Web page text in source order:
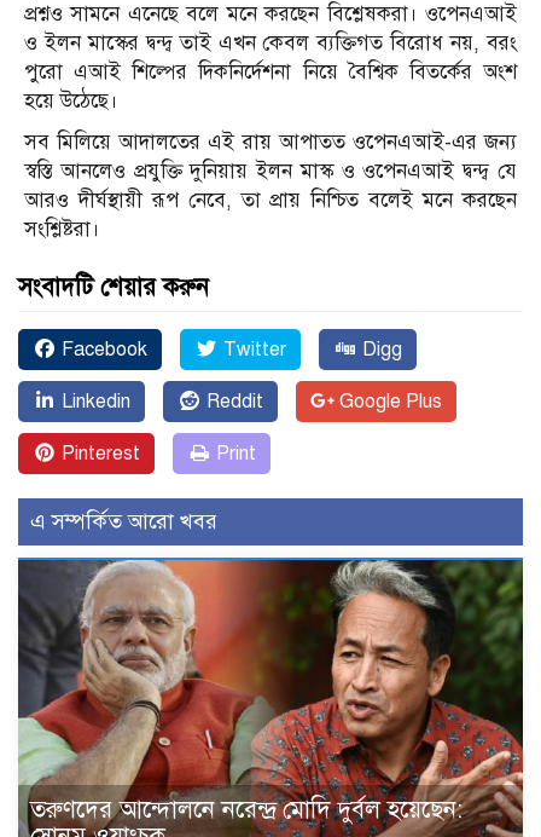
প্রশ্নও সামনে এনেছে বলে মনে করছেন বিশ্লেষকরা। ওপেনএআই
ও ইলন মাস্কের দ্বন্দ্ব তাই এখন কেবল ব্যক্তিগত বিরোধ নয়, বরং
পুরো এআই শিল্পের দিকনির্দেশনা নিয়ে বৈশ্বিক বিতর্কের অংশ
হয়ে উঠেছে।
সব মিলিয়ে আদালতের এই রায় আপাতত ওপেনএআই-এর জন্য
স্বস্তি আনলেও প্রযুক্তি দুনিয়ায় ইলন মাস্ক ও ওপেনএআই দ্বন্দ্ব যে
আরও দীর্ঘস্থায়ী রূপ নেবে, তা প্রায় নিশ্চিত বলেই মনে করছেন
সংশ্লিষ্টরা।
সংবাদটি শেয়ার করুন
Facebook Twitter Digg
Linkedin Reddit Google Plus
Pinterest Print
এ সম্পর্কিত আরো খবর
তরুণদের আন্দোলনে নরেন্দ্র মোদি দুর্বল হয়েছেন: